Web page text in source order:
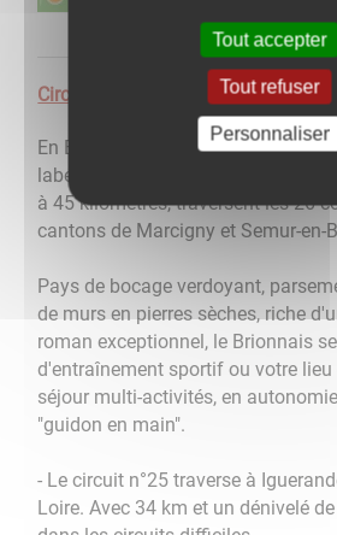
Circuits VTT
En Bourgogne du sud, 25 itinéraires
labélisés par la Fédération
à 45 kilomètres, traversent les 26
cantons de Marcigny et Semur-en-
Pays de bocage verdoyant,
de murs en pierres sèches, riche
roman exceptionnel, le Brionnais
d'entraînement sportif ou votre lieu
séjour multi-activités, en
"guidon en main".
- Le circuit n°25 traverse à
Loire. Avec 34 km et un dénivelé
Tout accepter
Tout refuser
Personnaliser